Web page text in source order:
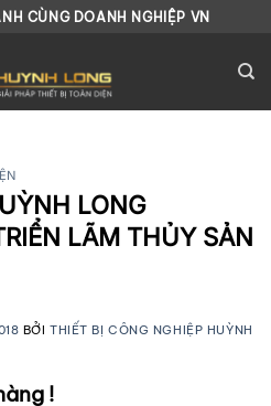
CÙNG DOANH NGHIỆP VN
LONG
LÃM THỦY SẢN
BỞITHIẾT BỊ CÔNG NGHIỆP HUỲNH
!